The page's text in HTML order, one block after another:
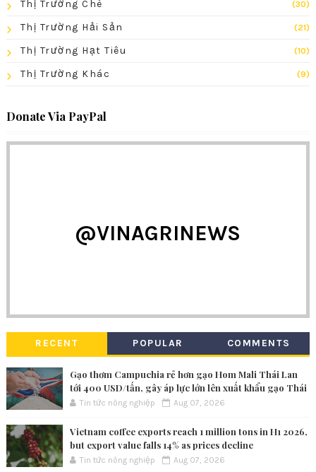
Thị Trường Chè (30)
Thị Trường Hải Sản (21)
Thị Trường Hạt Tiêu (10)
Thị Trường Khác (9)
Donate Via PayPal
@VINAGRINEWS
RECENT POPULAR COMMENTS
Gạo thơm Campuchia rẻ hơn gạo Hom Mali Thái Lan
tới 400 USD/tấn, gây áp lực lớn lên xuất khẩu gạo Thái
Tin tức nông nghiệp Aug 07, 2026
Vietnam coffee exports reach 1 million tons in H1 2026,
but export value falls 14% as prices decline
Tin tức nông nghiệp Aug 07, 2026